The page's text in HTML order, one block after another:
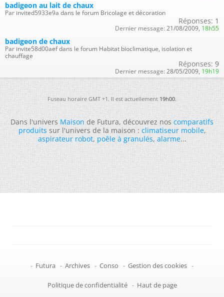
badigeon au lait de chaux
Par invited5933e9a dans le forum Bricolage et décoration
Réponses: 1
Dernier message: 21/08/2009, 18h55
badigeon de chaux
Par invite58d00aef dans le forum Habitat bioclimatique, isolation et
chauffage
Réponses: 9
Dernier message: 28/05/2009, 19h19
Fuseau horaire GMT +1. Il est actuellement19h00.
Dans l'universMaisonde Futura, découvrez noscomparatifs
produitssur l'univers de la maison :climatiseur mobile,
aspirateur robot,poêle à granulés,alarme...
- Futura - Archives - Conso - Gestion des cookies -
Politique de confidentialité - Haut de page